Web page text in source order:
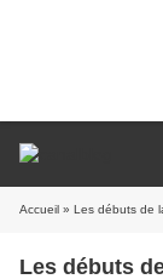
Accueil » Les débuts de la
Les débuts